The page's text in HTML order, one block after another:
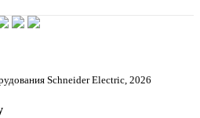
Schneider Electric, 2026